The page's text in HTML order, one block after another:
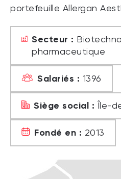
portefeuille Allergan
Secteur :
pharmaceutique
Salariés : 1396
Siège social : Île-
Fondé en : 2013